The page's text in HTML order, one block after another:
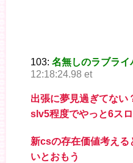
103: 名無しのラブライ
12:18:24.98 et
出張に夢見過ぎてない
slv5程度でやっと6ス
新csの存在価値考える
いとおもう